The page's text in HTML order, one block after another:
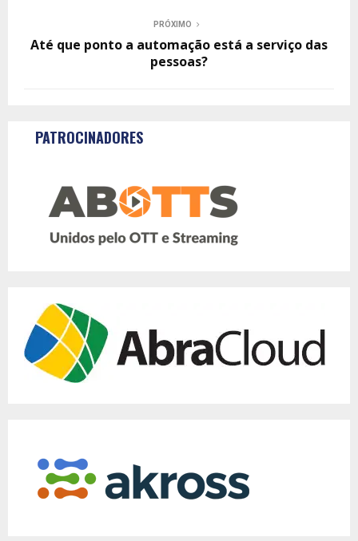
PRÓXIMO
Até que ponto a automação está a serviço das
pessoas?
PATROCINADORES